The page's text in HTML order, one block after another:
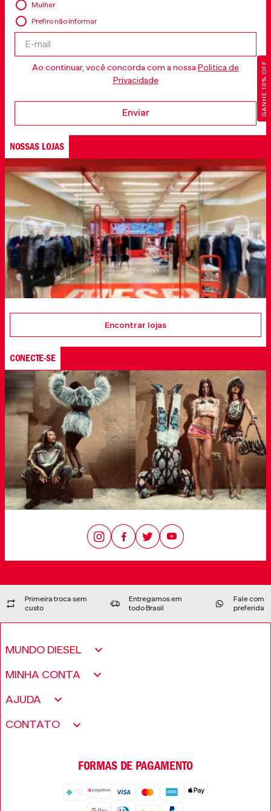
GANHE 10% OFF
Mulher
Prefiro não informar
Ao continuar, você concorda com a nossa Politica de
Privacidade
Enviar
NOSSAS LOJAS
Encontrar lojas
CONECTE-SE
Primeira troca sem
custo
Entregamos em
todo Brasil
Fale com
preferida
MUNDO DIESEL
Sobre nós
Trabalhe conosco
MINHA CONTA
Meus pedidos
AJUDA
Encontre uma loja
Seja um revendedor
CONTATO
FORMAS DE PAGAMENTO